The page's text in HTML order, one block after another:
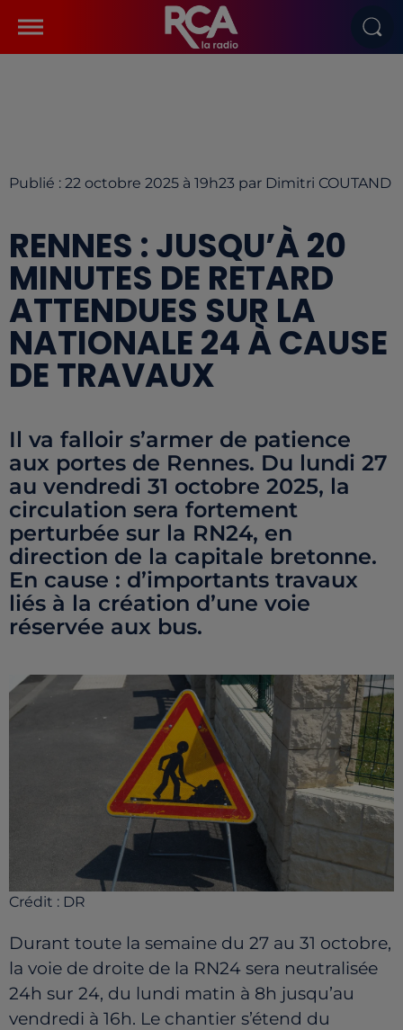
Publié : 22 octobre 2025 à 19h23 par Dimitri COUTAND
RENNES : JUSQU’À 20
MINUTES DE RETARD
ATTENDUES SUR LA
NATIONALE 24 À CAUSE
DE TRAVAUX
Il va falloir s’armer de patience
aux portes de Rennes. Du lundi 27
au vendredi 31 octobre 2025, la
circulation sera fortement
perturbée sur la RN24, en
direction de la capitale bretonne.
En cause : d’importants travaux
liés à la création d’une voie
réservée aux bus.
Crédit : DR
Durant toute la semaine du 27 au 31 octobre,
la voie de droite de la RN24 sera neutralisée
24h sur 24, du lundi matin à 8h jusqu’au
vendredi à 16h. Le chantier s’étend du